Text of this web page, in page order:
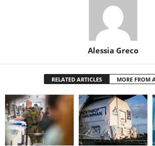
Alessia Greco
RELATED ARTICLES MORE FROM